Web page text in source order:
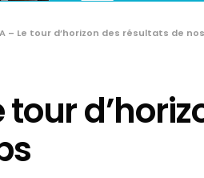
– Le tour d’horizon des résultats de
tour